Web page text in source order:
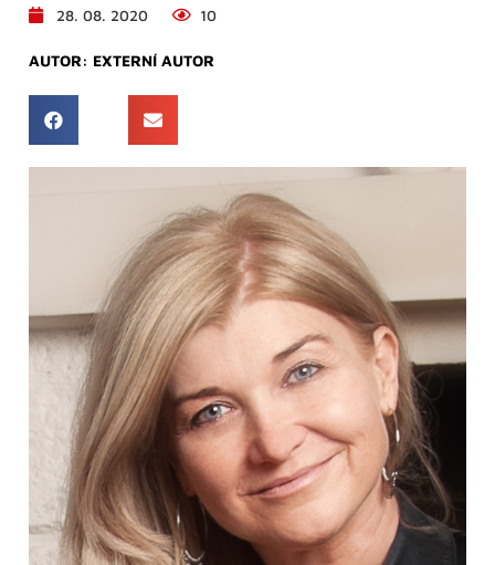
28. 08. 2020 10
AUTOR: EXTERNÍ AUTOR